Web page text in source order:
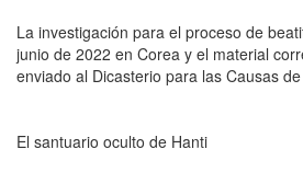
La investigación para el proceso de
junio de 2022 en Corea y el material
enviado al Dicasterio para las Causas
El santuario oculto de Hanti